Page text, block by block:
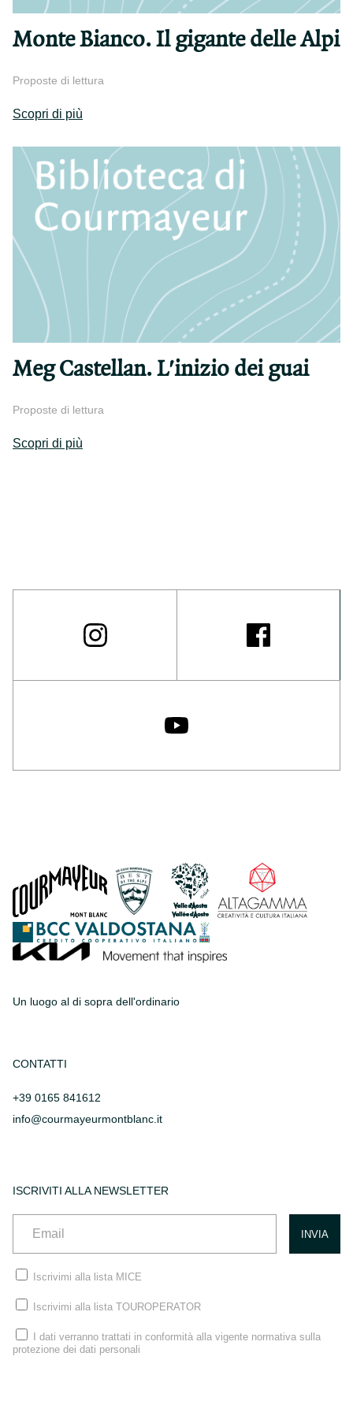
Monte Bianco. Il gigante delle Alpi
Proposte di lettura
Scopri di più
Meg Castellan. L'inizio dei guai
Proposte di lettura
Scopri di più
Un luogo al di sopra dell'ordinario
CONTATTI
+39 0165 841612
info@courmayeurmontblanc.it
ISCRIVITI ALLA NEWSLETTER
Iscrivimi alla lista MICE
Iscrivimi alla lista TOUROPERATOR
I dati verranno trattati in conformità alla vigente normativa sulla
protezione dei dati personali